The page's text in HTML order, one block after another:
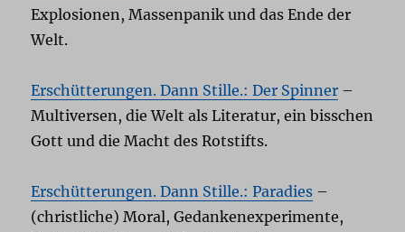
Explosionen, Massenpanik und das Ende der
Welt.
Erschütterungen. Dann Stille.: Der Spinner –
Multiversen, die Welt als Literatur, ein bisschen
Gott und die Macht des Rotstifts.
Erschütterungen. Dann Stille.: Paradies –
(christliche) Moral, Gedankenexperimente,